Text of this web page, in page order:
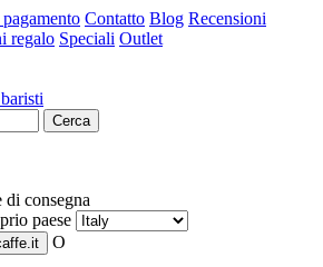
Contatto Blog Recensioni
regalo Speciali Outlet
Cerca
di consegna
paese
O